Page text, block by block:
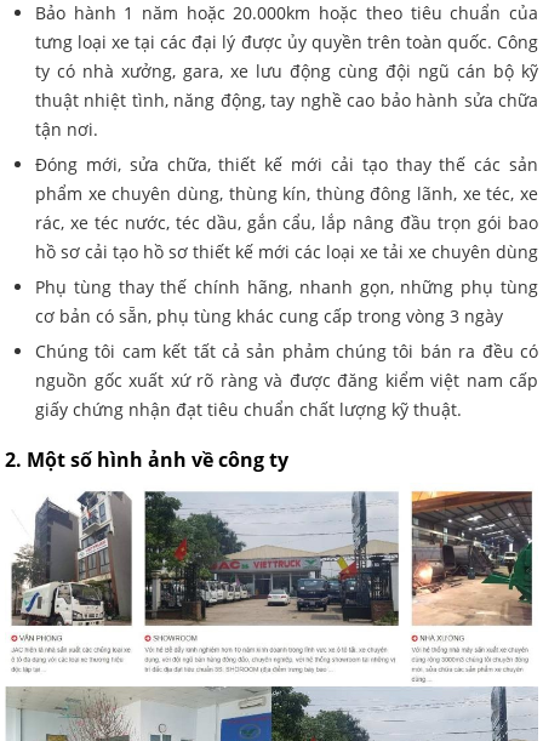
Bảo hành 1 năm hoặc 20.000km hoặc theo tiêu chuẩn của
tưng loại xe tại các đại lý được ủy quyền trên toàn quốc. Công
ty có nhà xưởng, gara, xe lưu động cùng đội ngũ cán bộ kỹ
thuật nhiệt tình, năng động, tay nghề cao bảo hành sửa chữa
tận nơi.
Đóng mới, sửa chữa, thiết kế mới cải tạo thay thế các sản
phẩm xe chuyên dùng, thùng kín, thùng đông lãnh, xe téc, xe
rác, xe téc nước, téc dầu, gắn cẩu, lắp nâng đầu trọn gói bao
hồ sơ cải tạo hồ sơ thiết kế mới các loại xe tải xe chuyên dùng
Phụ tùng thay thế chính hãng, nhanh gọn, những phụ tùng
cơ bản có sẵn, phụ tùng khác cung cấp trong vòng 3 ngày
Chúng tôi cam kết tất cả sản phảm chúng tôi bán ra đều có
nguồn gốc xuất xứ rõ ràng và được đăng kiểm việt nam cấp
giấy chứng nhận đạt tiêu chuẩn chất lượng kỹ thuật.
2. Một số hình ảnh về công ty